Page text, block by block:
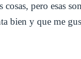
pero esas
bien y que me